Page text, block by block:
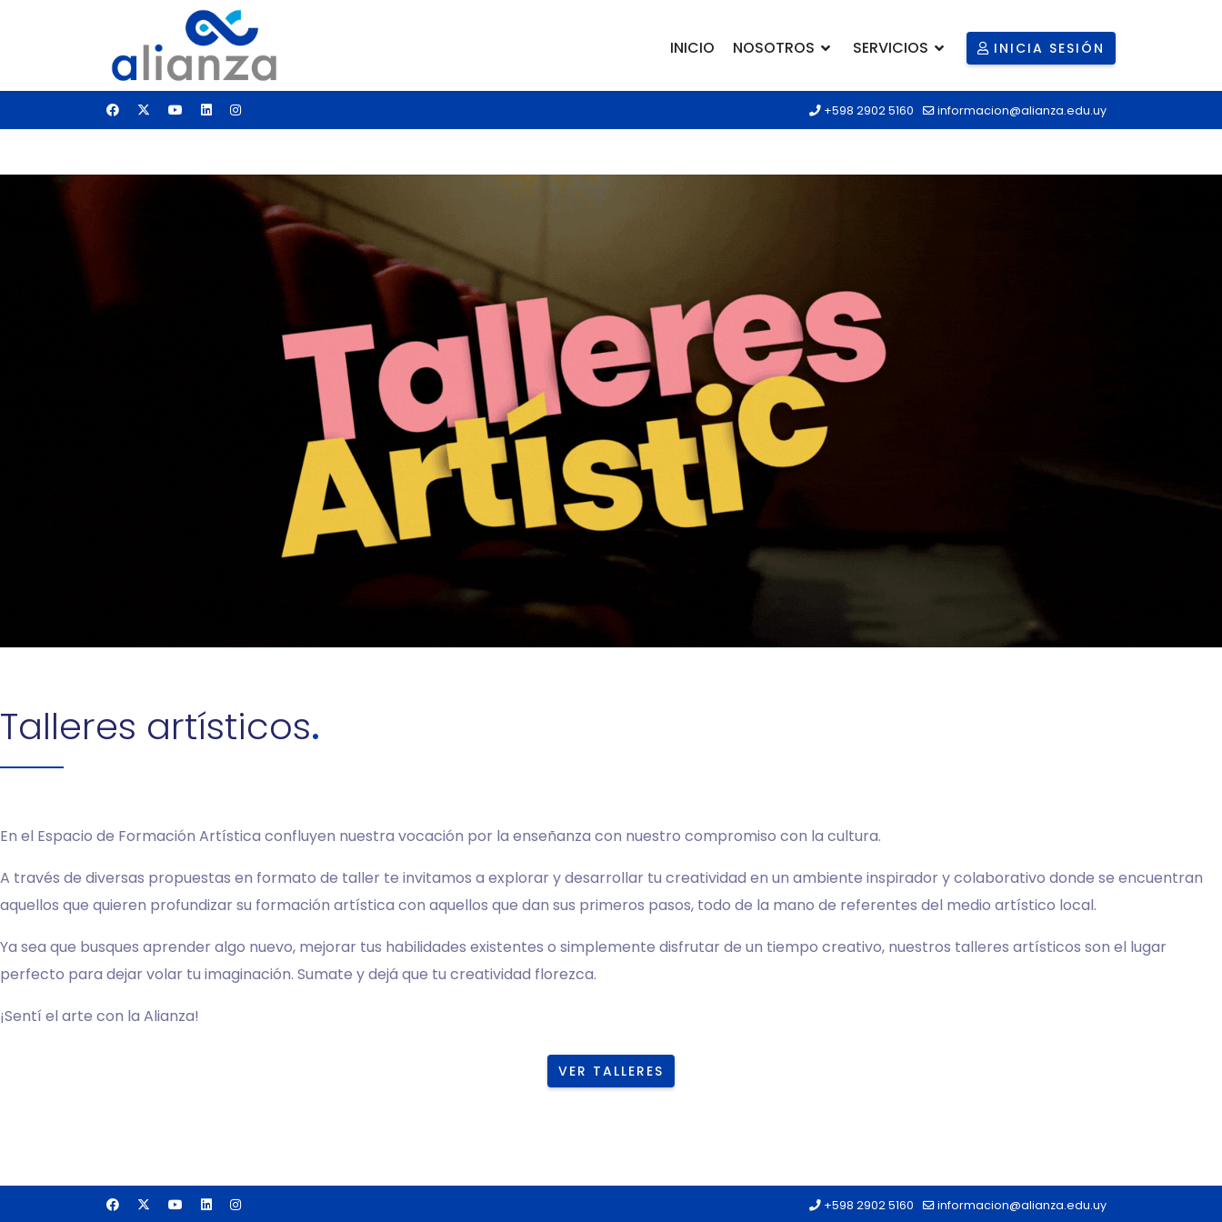
+598 2902 5160 informacion@alianza.edu.uy
INICIO NOSOTROS SERVICIOS INICIA SESIÓN
Talleres artísticos
En el Espacio de Formación Artística confluyen nuestra vocación por la enseñanza con nuestro compromiso con la cultura.
A través de diversas propuestas en formato de taller te invitamos a explorar y desarrollar tu creatividad en un ambiente inspirador y colaborativo donde se encuentran
aquellos que quieren profundizar su formación artística con aquellos que dan sus primeros pasos, todo de la mano de referentes del medio artístico local.
Ya sea que busques aprender algo nuevo, mejorar tus habilidades existentes o simplemente disfrutar de un tiempo creativo, nuestros talleres artísticos son el lugar
perfecto para dejar volar tu imaginación. Sumate y dejá que tu creatividad florezca.
¡Sentí el arte con la Alianza!
VER TALLERES
+598 2902 5160 informacion@alianza.edu.uy